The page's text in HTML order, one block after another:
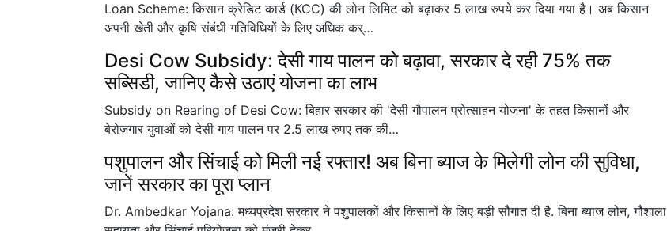
Loan Scheme: किसान क्रेडिट कार्ड (KCC) की लोन लिमिट को बढ़ाकर 5 लाख रुपये कर दिया गया है। अब किसान
अपनी खेती और कृषि संबंधी गतिविधियों के लिए अधिक कर्…
Desi Cow Subsidy: देसी गाय पालन को बढ़ावा, सरकार दे रही 75% तक
सब्सिडी, जानिए कैसे उठाएं योजना का लाभ
Subsidy on Rearing of Desi Cow: बिहार सरकार की 'देसी गौपालन प्रोत्साहन योजना' के तहत किसानों और
बेरोजगार युवाओं को देसी गाय पालन पर 2.5 लाख रुपए तक की…
पशुपालन और सिंचाई को मिली नई रफ्तार! अब बिना ब्याज के मिलेगी लोन की सुविधा,
जानें सरकार का पूरा प्लान
Dr. Ambedkar Yojana: मध्यप्रदेश सरकार ने पशुपालकों और किसानों के लिए बड़ी सौगात दी है. बिना ब्याज लोन, गौशाला